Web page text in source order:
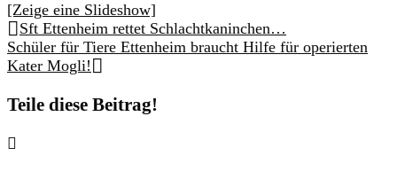
[Zeige eine Slideshow]
Sft Ettenheim rettet Schlachtkaninchen…
Schüler für Tiere Ettenheim braucht Hilfe für operierten
Kater Mogli!
Teile diese Beitrag!